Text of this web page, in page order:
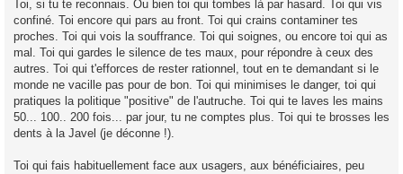
e
n
n
l
Toi, si tu te reconnais. Ou bien toi qui tombes là par hasard. Toi qui vis
confiné. Toi encore qui pars au front. Toi qui crains contaminer tes
proches. Toi qui vois la souffrance. Toi qui soignes, ou encore toi qui as
mal. Toi qui gardes le silence de tes maux, pour répondre à ceux des
autres. Toi qui t'efforces de rester rationnel, tout en te demandant si le
monde ne vacille pas pour de bon. Toi qui minimises le danger, toi qui
pratiques la politique "positive" de l'autruche. Toi qui te laves les mains
50... 100.. 200 fois... par jour, tu ne comptes plus. Toi qui te brosses les
dents à la Javel (je déconne !).
Toi qui fais habituellement face aux usagers, aux bénéficiaires, peu